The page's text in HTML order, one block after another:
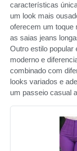
características
um look mais
oferecem um toque
as saias jeans
Outro estilo popular
moderno e
combinado com
looks variados e
um passeio casual